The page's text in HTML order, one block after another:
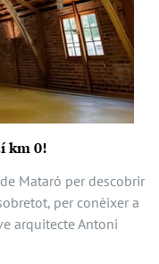
km 0!
Mataró per descobrir
per conèixer a
arquitecte Antoni